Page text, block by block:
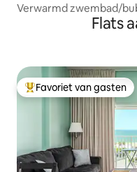
Verwarmd zwembad/
oase met aanlegsteiger
Flats
Topfavoriet van gasten
Favoriet van gasten